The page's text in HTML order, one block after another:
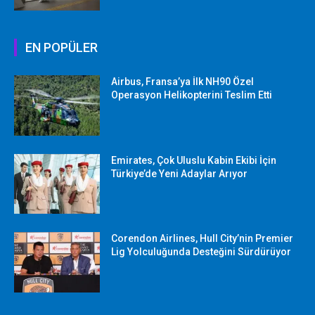
EN POPÜLER
Airbus, Fransa’ya İlk NH90 Özel
Operasyon Helikopterini Teslim Etti
Emirates, Çok Uluslu Kabin Ekibi İçin
Türkiye’de Yeni Adaylar Arıyor
Corendon Airlines, Hull City’nin Premier
Lig Yolculuğunda Desteğini Sürdürüyor